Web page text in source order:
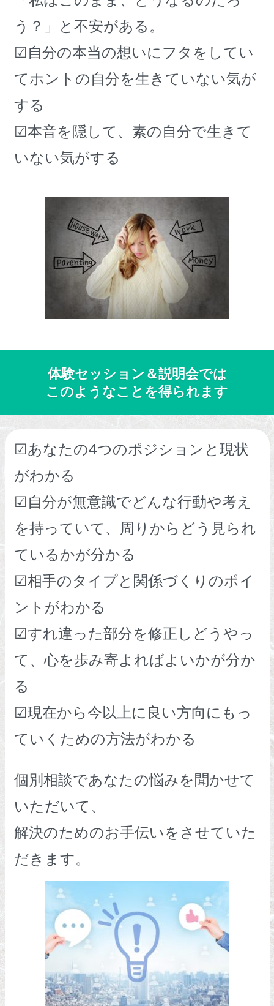
う？」と不安がある。
☑自分の本当の想いにフタをしてい
てホントの自分を生きていない気が
する
☑本音を隠して、素の自分で生きて
いない気がする
体験セッション＆説明会では
このようなことを得られます
☑あなたの4つのポジションと現状
がわかる
☑自分が無意識でどんな行動や考え
を持っていて、周りからどう見られ
ているかが分かる
☑相手のタイプと関係づくりのポイ
ントがわかる
☑すれ違った部分を修正しどうやっ
て、心を歩み寄よればよいかが分か
る
☑現在から今以上に良い方向にもっ
ていくための方法がわかる
個別相談であなたの悩みを聞かせて
いただいて、
解決のためのお手伝いをさせていた
だきます。